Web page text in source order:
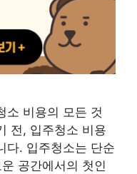
소 비용의 모든 것
전, 입주청소 비용
다. 입주청소는 단순
공간에서의 첫인